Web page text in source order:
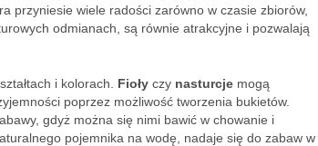
przyniesie wiele radości zarówno w czasie zbiorów,
odmianach, są równie atrakcyjne i pozwalają
i kolorach. Fioły czy nasturcje mogą
poprzez możliwość tworzenia bukietów.
gdyż można się nimi bawić w chowanie i
pojemnika na wodę, nadaje się do zabaw w